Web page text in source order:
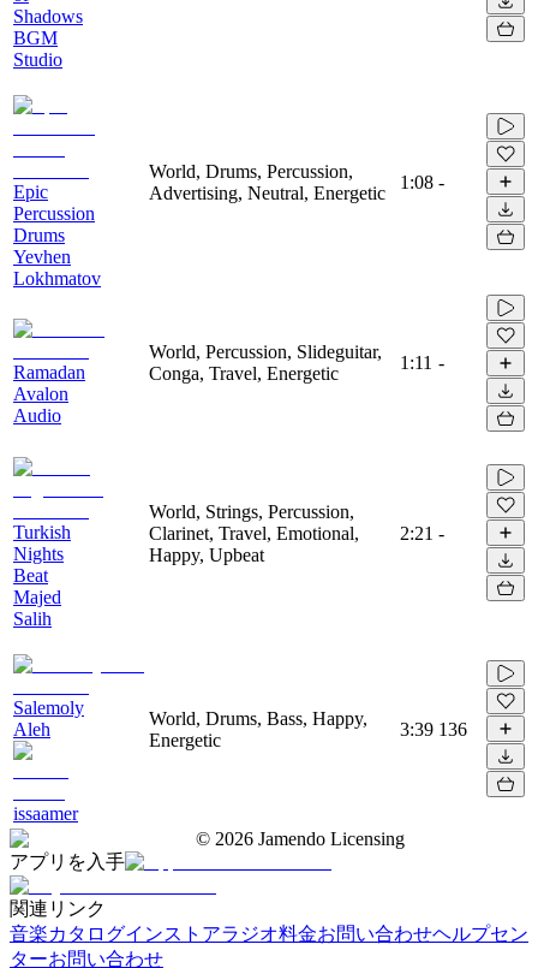
Shadows
BGM
Studio
Epic
Percussion
Drums
Yevhen
Lokhmatov
World, Drums, Percussion,
Advertising, Neutral, Energetic
1:08 -
Ramadan
Avalon
Audio
World, Percussion, Slideguitar,
Conga, Travel, Energetic
1:11 -
Turkish
Nights
Beat
Majed
Salih
World, Strings, Percussion,
Clarinet, Travel, Emotional,
Happy, Upbeat
2:21 -
Salemoly
Aleh
issaamer
World, Drums, Bass, Happy,
Energetic
3:39 136
© 2026 Jamendo Licensing
アプリを入手
関連リンク
音楽カタログインストアラジオ料金お問い合わせヘルプセン
ターお問い合わせ